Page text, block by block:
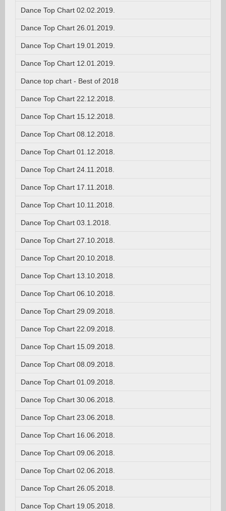
Dance Top Chart 02.02.2019.
Dance Top Chart 26.01.2019.
Dance Top Chart 19.01.2019.
Dance Top Chart 12.01.2019.
Dance top chart - Best of 2018
Dance Top Chart 22.12.2018.
Dance Top Chart 15.12.2018.
Dance Top Chart 08.12.2018.
Dance Top Chart 01.12.2018.
Dance Top Chart 24.11.2018.
Dance Top Chart 17.11.2018.
Dance Top Chart 10.11.2018.
Dance Top Chart 03.1.2018.
Dance Top Chart 27.10.2018.
Dance Top Chart 20.10.2018.
Dance Top Chart 13.10.2018.
Dance Top Chart 06.10.2018.
Dance Top Chart 29.09.2018.
Dance Top Chart 22.09.2018.
Dance Top Chart 15.09.2018.
Dance Top Chart 08.09.2018.
Dance Top Chart 01.09.2018.
Dance Top Chart 30.06.2018.
Dance Top Chart 23.06.2018.
Dance Top Chart 16.06.2018.
Dance Top Chart 09.06.2018.
Dance Top Chart 02.06.2018.
Dance Top Chart 26.05.2018.
Dance Top Chart 19.05.2018.